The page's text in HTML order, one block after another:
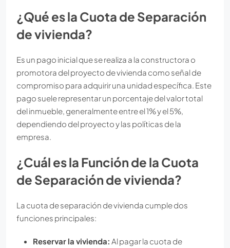
¿Qué es la Cuota de Separación
de vivienda?
Es un pago inicial que se realiza a la constructora o
promotora del proyecto de vivienda como señal de
compromiso para adquirir una unidad específica. Este
pago suele representar un porcentaje del valor total
del inmueble, generalmente entre el 1% y el 5%,
dependiendo del proyecto y las políticas de la
empresa.
¿Cuál es la Función de la Cuota
de Separación de vivienda?
La cuota de separación de vivienda cumple dos
funciones principales:
Reservar la vivienda: Al pagar la cuota de